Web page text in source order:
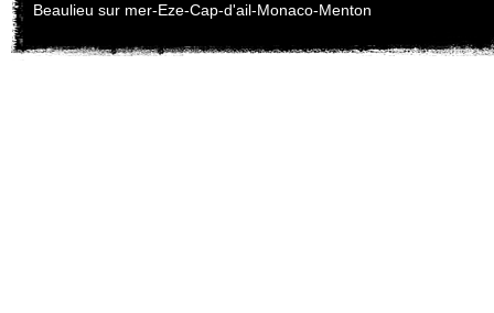
Beaulieu sur mer-Eze-Cap-d'ail-Monaco-Menton